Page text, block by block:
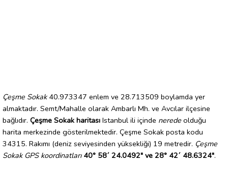
Çeşme Sokak40.973347 enlem ve 28.713509 boylamda yer
almaktadır. Semt/Mahalle olarak Ambarlı Mh. ve Avcılar ilçesine
bağlıdır. Çeşme Sokak haritası Istanbul ili içinde nerede olduğu
harita merkezinde gösterilmektedir. Çeşme Sokak posta kodu
34315. Rakımı (deniz seviyesinden yüksekliği) 19 metredir. Çeşme
Sokak GPS koordinatları 40° 58´ 24.0492" ve 28° 42´ 48.6324".